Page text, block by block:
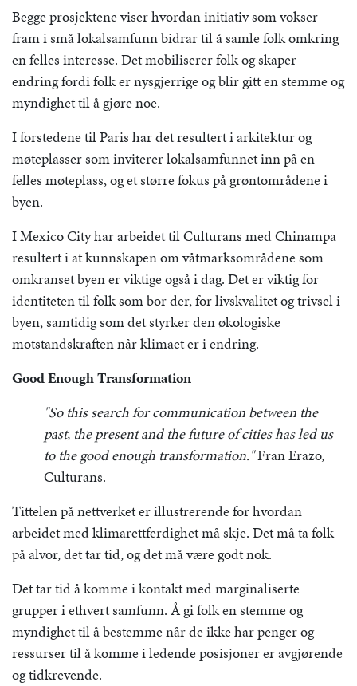
Begge prosjektene viser hvordan initiativ som vokser
fram i små lokalsamfunn bidrar til å samle folk omkring
en felles interesse. Det mobiliserer folk og skaper
endring fordi folk er nysgjerrige og blir gitt en stemme og
myndighet til å gjøre noe.
I forstedene til Paris har det resultert i arkitektur og
møteplasser som inviterer lokalsamfunnet inn på en
felles møteplass, og et større fokus på grøntområdene i
byen.
I Mexico City har arbeidet til Culturans med Chinampa
resultert i at kunnskapen om våtmarksområdene som
omkranset byen er viktige også i dag. Det er viktig for
identiteten til folk som bor der, for livskvalitet og trivsel i
byen, samtidig som det styrker den økologiske
motstandskraften når klimaet er i endring.
Good Enough Transformation
"So this search for communication between the
past, the present and the future of cities has led us
to the good enough transformation."Fran Erazo,
Culturans.
Tittelen på nettverket er illustrerende for hvordan
arbeidet med klimarettferdighet må skje. Det må ta folk
på alvor, det tar tid, og det må være godt nok.
Det tar tid å komme i kontakt med marginaliserte
grupper i ethvert samfunn. Å gi folk en stemme og
myndighet til å bestemme når de ikke har penger og
ressurser til å komme i ledende posisjoner er avgjørende
og tidkrevende.